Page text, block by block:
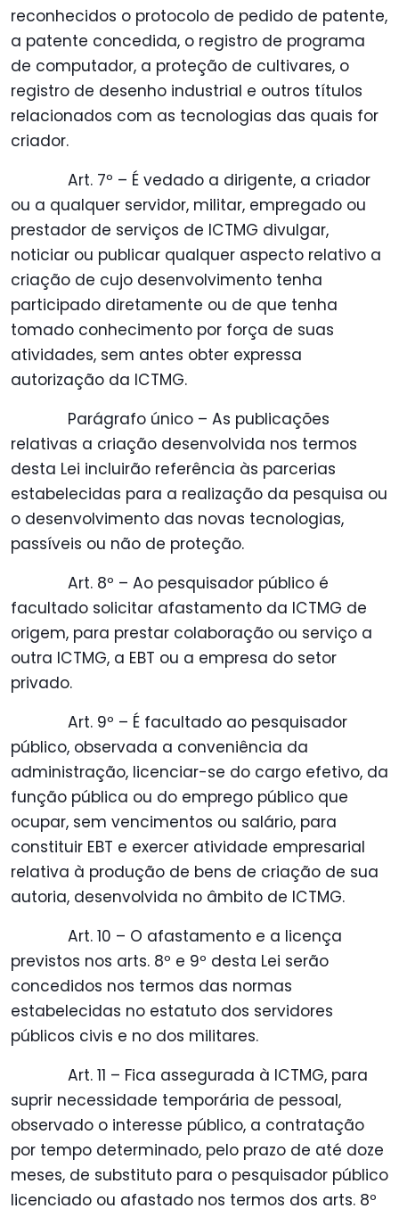
reconhecidos o protocolo de pedido de patente,
a patente concedida, o registro de programa
de computador, a proteção de cultivares, o
registro de desenho industrial e outros títulos
relacionados com as tecnologias das quais for
criador.
Art. 7º – É vedado a dirigente, a criador
ou a qualquer servidor, militar, empregado ou
prestador de serviços de ICTMG divulgar,
noticiar ou publicar qualquer aspecto relativo a
criação de cujo desenvolvimento tenha
participado diretamente ou de que tenha
tomado conhecimento por força de suas
atividades, sem antes obter expressa
autorização da ICTMG.
Parágrafo único – As publicações
relativas a criação desenvolvida nos termos
desta Lei incluirão referência às parcerias
estabelecidas para a realização da pesquisa ou
o desenvolvimento das novas tecnologias,
passíveis ou não de proteção.
Art. 8º – Ao pesquisador público é
facultado solicitar afastamento da ICTMG de
origem, para prestar colaboração ou serviço a
outra ICTMG, a EBT ou a empresa do setor
privado.
Art. 9º – É facultado ao pesquisador
público, observada a conveniência da
administração, licenciar-se do cargo efetivo, da
função pública ou do emprego público que
ocupar, sem vencimentos ou salário, para
constituir EBT e exercer atividade empresarial
relativa à produção de bens de criação de sua
autoria, desenvolvida no âmbito de ICTMG.
Art. 10 – O afastamento e a licença
previstos nos arts. 8º e 9º desta Lei serão
concedidos nos termos das normas
estabelecidas no estatuto dos servidores
públicos civis e no dos militares.
Art. 11 – Fica assegurada à ICTMG, para
suprir necessidade temporária de pessoal,
observado o interesse público, a contratação
por tempo determinado, pelo prazo de até doze
meses, de substituto para o pesquisador público
licenciado ou afastado nos termos dos arts. 8º